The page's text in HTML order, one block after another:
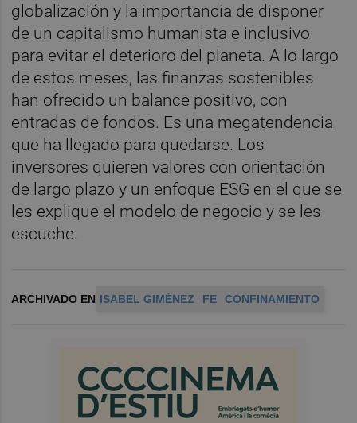
globalización y la importancia de disponer
de un capitalismo humanista e inclusivo
para evitar el deterioro del planeta. A lo largo
de estos meses, las finanzas sostenibles
han ofrecido un balance positivo, con
entradas de fondos. Es una megatendencia
que ha llegado para quedarse. Los
inversores quieren valores con orientación
de largo plazo y un enfoque ESG en el que se
les explique el modelo de negocio y se les
escuche.
ARCHIVADO EN ISABEL GIMÉNEZ FE CONFINAMIENTO